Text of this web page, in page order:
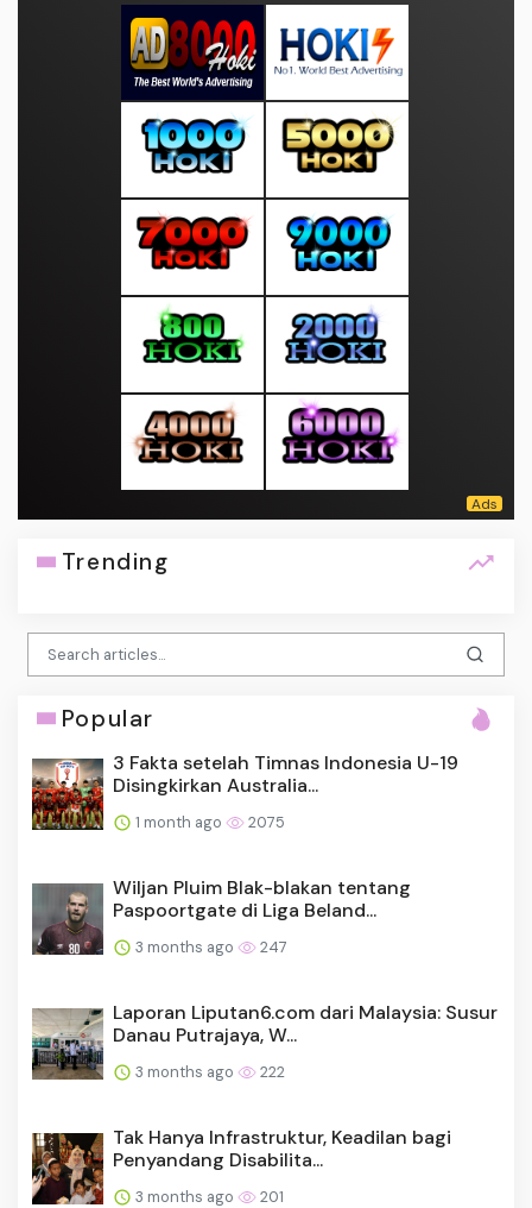
Trending
Popular
3 Fakta setelah Timnas Indonesia U-19
Disingkirkan Australia...
1 month ago 2075
Wiljan Pluim Blak-blakan tentang
Paspoortgate di Liga Beland...
3 months ago 247
Laporan Liputan6.com dari Malaysia: Susur
Danau Putrajaya, W...
3 months ago 222
Tak Hanya Infrastruktur, Keadilan bagi
Penyandang Disabilita...
3 months ago 201